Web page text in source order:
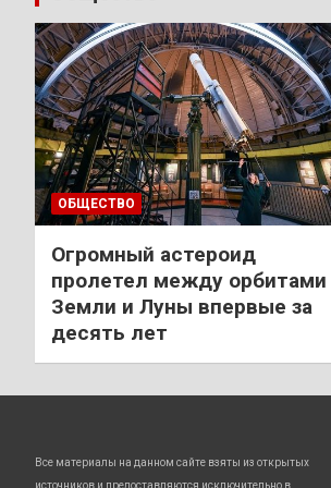
ОБЩЕСТВО
Огромный астероид
пролетел между орбитами
Земли и Луны впервые за
десять лет
Все материалы на данном сайте взяты из открытых
источников и предоставляются исключительно в